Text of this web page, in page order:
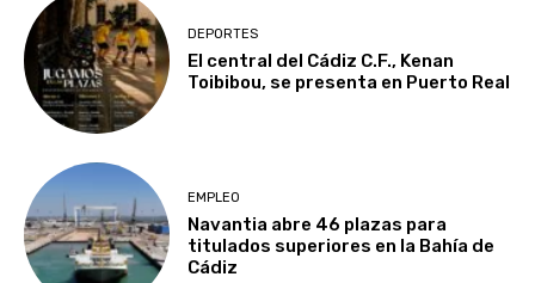
DEPORTES
El central del Cádiz C.F., Kenan
Toibibou, se presenta en Puerto Real
EMPLEO
Navantia abre 46 plazas para
titulados superiores en la Bahía de
Cádiz